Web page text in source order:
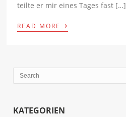
teilte er mir eines Tages fast […]
READ MORE ›
KATEGORIEN